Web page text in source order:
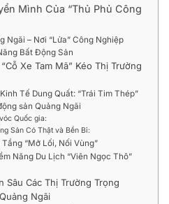
Mình Của “Thủ Phủ Công
Ngãi – Nơi “Lửa” Công Nghiệp
Bất Động Sản
Xe Tam Mã” Kéo Thị Trường
Tế Dung Quất: “Trái Tim Thép”
sản Quảng Ngãi
Quốc gia:
Sản Có Thật và Bền Bỉ:
“Mở Lối, Nối Vùng”
Năng Du Lịch “Viên Ngọc Thô”
Sâu Các Thị Trường Trọng
Ngãi